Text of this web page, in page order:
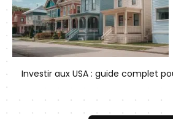
Investir aux USA : guide complet